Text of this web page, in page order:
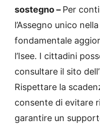
sostegno – Per
l’Assegno unico
fondamentale
l’Isee. I cittadini
consultare il sito
Rispettare la
consente di evitare
garantire un